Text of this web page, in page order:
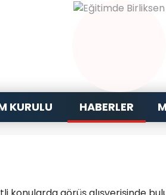
KURULU HABERLER